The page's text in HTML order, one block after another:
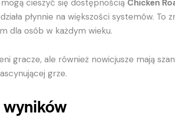
cieszyć się dostępnością Chicken
płynnie na większości systemów.
dla osób w każdym wieku.
gracze, ale również nowicjusze mają
grze.